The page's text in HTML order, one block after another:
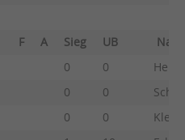
F A Sieg UB
0 0
0 0
0 0